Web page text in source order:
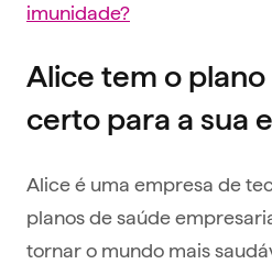
imunidade?
Alice tem o
certo para a sua
Alice é uma empresa de
planos de saúde
tornar o mundo mais